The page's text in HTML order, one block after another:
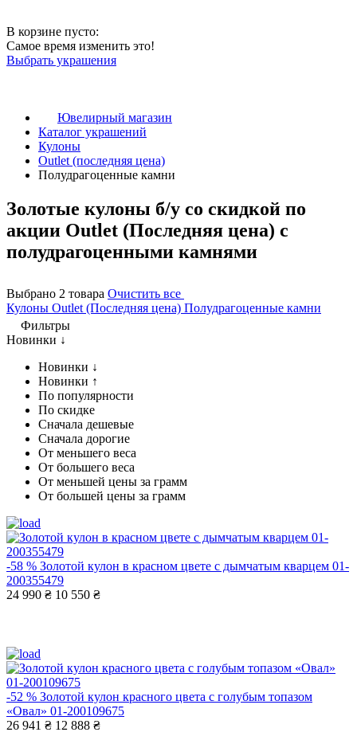
В корзине пусто:
Самое время изменить это!
Выбрать украшения
Ювелирный магазин
Каталог украшений
Кулоны
Outlet (последняя цена)
Полудрагоценные камни
Золотые кулоны б/у со скидкой по
акции Outlet (Последняя цена) с
полудрагоценными камнями
Выбрано 2 товара Очистить все
Кулоны Outlet (Последняя цена) Полудрагоценные камни
Фильтры
Новинки ↓
Новинки ↓
Новинки ↑
По популярности
По скидке
Сначала дешевые
Сначала дорогие
От меньшего веса
От большего веса
От меньшей цены за грамм
От большей цены за грамм
-58 % Золотой кулон в красном цвете с дымчатым кварцем 01-
200355479
24 990 ₴ 10 550 ₴
-52 % Золотой кулон красного цвета с голубым топазом
«Овал» 01-200109675
26 941 ₴ 12 888 ₴